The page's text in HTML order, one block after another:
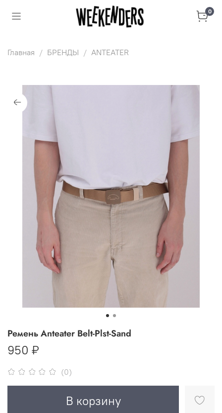
0
Главная БРЕНДЫ ANTEATER
(0)
Ремень Anteater Belt-Plst-Sand
950 ₽
В корзину